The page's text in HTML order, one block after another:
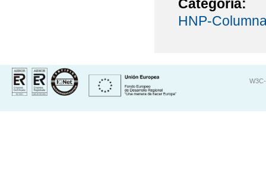
Categoría:
HNP-